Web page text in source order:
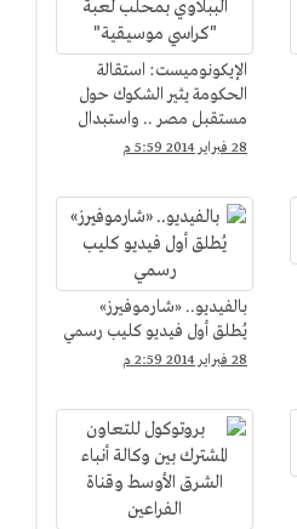
الإيكونوميست: استقالة
الحكومة يثير الشكوك حول
مستقبل مصر .. واستبدال
الببلاوي بمحلب لعبة
28 فبراير 2014 5:59 م
بالفيديو.. «شارموفيرز»
يُطلق أول فيديو كليب رسمي
28 فبراير 2014 2:59 م